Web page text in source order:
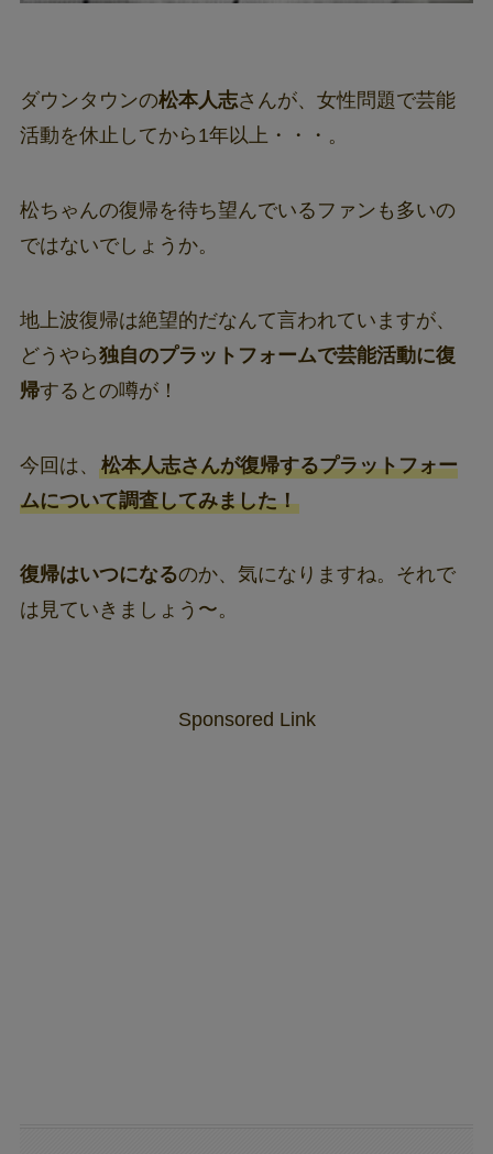
ダウンタウンの松本人志さんが、女性問題で芸能
活動を休止してから1年以上・・・。
松ちゃんの復帰を待ち望んでいるファンも多いの
ではないでしょうか。
地上波復帰は絶望的だなんて言われていますが、
どうやら独自のプラットフォームで芸能活動に復
帰するとの噂が！
今回は、 松本人志さんが復帰するプラットフォー
ムについて調査してみました！
復帰はいつになるのか、気になりますね。それで
は見ていきましょう〜。
Sponsored Link